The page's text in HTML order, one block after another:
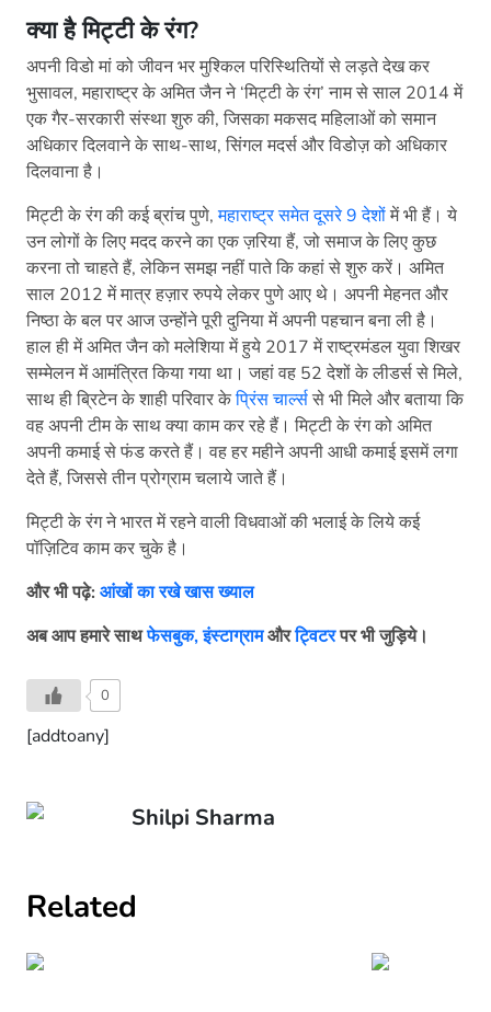
क्या है मिट्टी के रंग?
अपनी विडो मां को जीवन भर मुश्किल परिस्थितियों से लड़ते देख कर
भुसावल, महाराष्ट्र के अमित जैन ने ‘मिट्टी के रंग’ नाम से साल 2014 में
एक गैर-सरकारी संस्था शुरु की, जिसका मकसद महिलाओं को समान
अधिकार दिलवाने के साथ-साथ, सिंगल मदर्स और विडोज़ को अधिकार
दिलवाना है।
मिट्टी के रंग की कई ब्रांच पुणे,महाराष्ट्र समेत दूसरे 9 देशोंमें भी हैं। ये
उन लोगों के लिए मदद करने का एक ज़रिया हैं, जो समाज के लिए कुछ
करना तो चाहते हैं, लेकिन समझ नहीं पाते कि कहां से शुरु करें। अमित
साल 2012 में मात्र हज़ार रुपये लेकर पुणे आए थे। अपनी मेहनत और
निष्ठा के बल पर आज उन्होंने पूरी दुनिया में अपनी पहचान बना ली है।
हाल ही में अमित जैन को मलेशिया में हुये 2017 में राष्ट्रमंडल युवा शिखर
सम्मेलन में आमंत्रित किया गया था। जहां वह 52 देशों के लीडर्स से मिले,
साथ ही ब्रिटेन के शाही परिवार केप्रिंस चार्ल्ससे भी मिले और बताया कि
वह अपनी टीम के साथ क्या काम कर रहे हैं। मिट्टी के रंग को अमित
अपनी कमाई से फंड करते हैं। वह हर महीने अपनी आधी कमाई इसमें लगा
देते हैं, जिससे तीन प्रोग्राम चलाये जाते हैं।
मिट्टी के रंग ने भारत में रहने वाली विधवाओं की भलाई के लिये कई
पॉज़िटिव काम कर चुके है।
औरभीपढ़े: आंखों का रखे खास ख्याल
अबआपहमारेसाथफेसबुक,इंस्टाग्रामऔरट्विटरपरभीजुड़िये।
0
[addtoany]
Shilpi Sharma
Related